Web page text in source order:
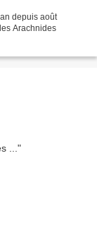
depuis août
Arachnides